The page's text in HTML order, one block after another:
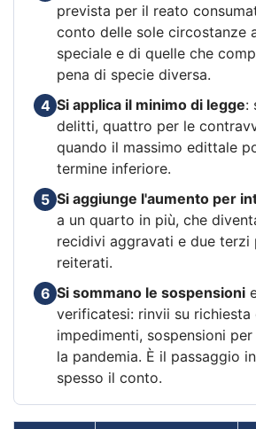
prevista per il reato
conto delle sole circostanze
speciale e di quelle che
pena di specie diversa.
4 Si applica il minimo di legge:
delitti, quattro per le
quando il massimo edittale
termine inferiore.
5 Si aggiunge l'aumento per
a un quarto in più, che
recidivi aggravati e due terzi
reiterati.
6 Si sommano le sospensioni
verificatesi: rinvii su richiesta
impedimenti, sospensioni
la pandemia. È il passaggio
spesso il conto.